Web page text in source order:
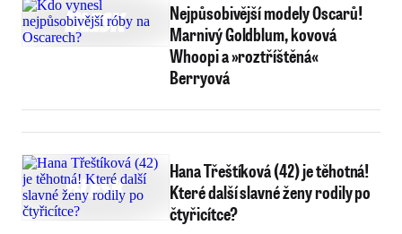
Nejpůsobivější modely Oscarů!
Marnivý Goldblum, kovová
Whoopi a »roztříštěná«
Berryová
Hana Třeštíková (42) je těhotná!
Které další slavné ženy rodily po
čtyřicítce?